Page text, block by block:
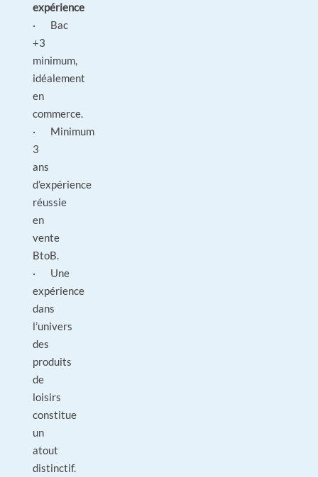
expérience
· Bac
+3
minimum,
idéalement
en
commerce.
· Minimum
3
ans
d’expérience
réussie
en
vente
BtoB.
· Une
expérience
dans
l’univers
des
produits
de
loisirs
constitue
un
atout
distinctif.